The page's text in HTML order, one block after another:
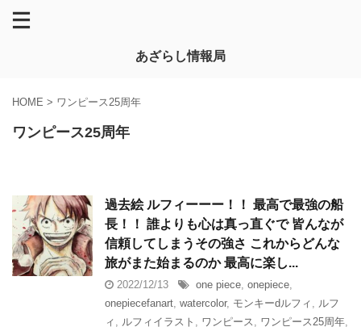
あざらし情報局
HOME > ワンピース25周年
ワンピース25周年
︎過去絵︎ ルフィーーー！！ 最高で最強の船
長！！ 誰よりも心は真っ直ぐで 皆んなが
信頼してしまうその強さ これからどんな
旅がまた始まるのか 最高に楽し...
2022/12/13 one piece, onepiece,
onepiecefanart, watercolor, モンキーdルフィ , ルフ
ィ , ルフィイラスト , ワンピース, ワンピース25周年,